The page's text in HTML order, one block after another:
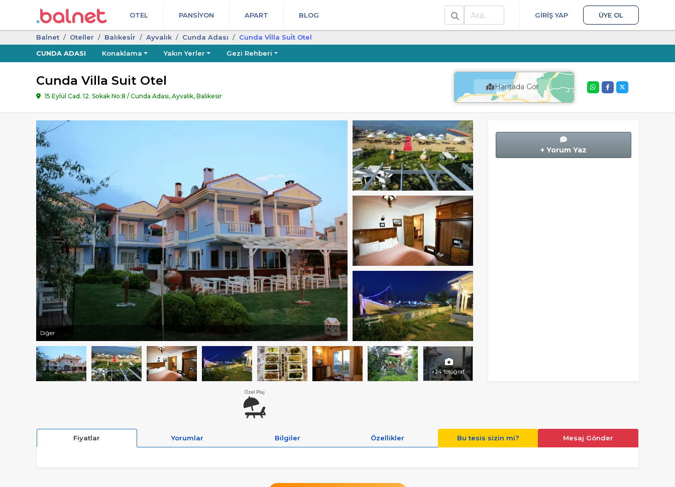
OTEL PANSIYON APART BLOG
Ara
GIRIŞ YAP ÜYE OL
Balnet Oteller Balıkesi̇r Ayvalık Cunda Adası
Cunda Vi̇lla Sui̇t Otel
CUNDA ADASI
Konaklama Yakın Yerler Gezi Rehberi
Cunda Villa Suit Otel
15 Eylül Cad. 12. Sokak No:8 / Cunda Adası, Ayvalık, Balıkesir
Haritada Gör
Diğer
+24 fotoğraf
+ Yorum Yaz
Özel Plaj
Fiyatlar Yorumlar Bilgiler Özellikler Bu tesis sizin mi? Mesaj Gönder